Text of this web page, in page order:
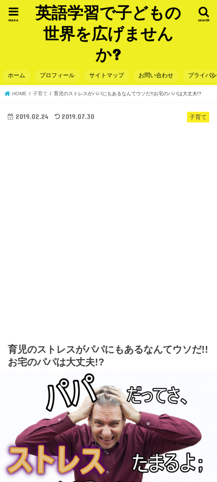
英語学習で子どもの
世界を広げません
か?
search
menu
ホーム プロフィール サイトマップ お問い合わせ プライバ
HOME 子育て 育児のストレスがパパにもあるなんてウソだ!!お宅のパパは大丈夫!?
子育て
2019.02.24 2019.07.30
育児のストレスがパパにもあるなんてウソだ!!
お宅のパパは大丈夫!?